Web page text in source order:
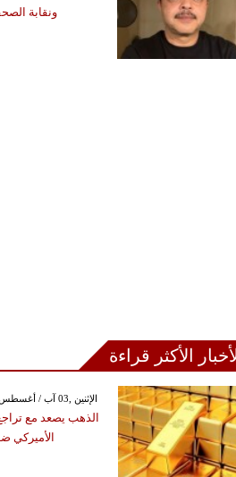
ونقابة
الأكثر قراءة
GMT 08:38 2026 الإثنين ,03 آب / أغسطس
الذهب يصعد مع
الأميركي